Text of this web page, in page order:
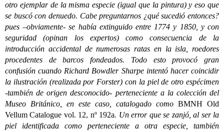
otro ejemplar de la misma especie (igual que la pintura) y eso que
se buscó con denuedo. Cabe preguntarnos ¿qué sucedió entonces?
pues –obviamente- se había extinguido entre 1774 y 1850, y con
seguridad (opinan los expertos) como consecuencia de la
introducción accidental de numerosas ratas en la isla, roedores
procedentes de barcos fondeados. Todo esto provocó gran
confusión cuando Richard Bowdler Sharpe intentó hacer coincidir
la ilustración (realizada por Forster) con la piel de otro espécimen
-también de origen desconocido- perteneciente a la colección del
Museo Británico, en este caso, catalogado como BMNH Old
Vellum Catalogue vol. 12, nº 192a. Un error que se zanjó, al ser la
piel identificada como perteneciente a otra especie, también